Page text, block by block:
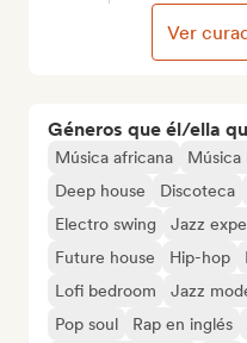
Géneros que él/ella
Música africana Música
Deep house
Discoteca
Electro swing
Jazz
Future house
Hip-hop
Lofi bedroom
Jazz
Pop soul
Rap en inglés
Ver